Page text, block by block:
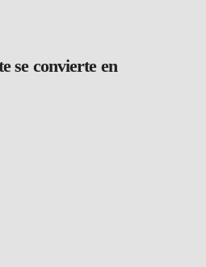
se convierte en